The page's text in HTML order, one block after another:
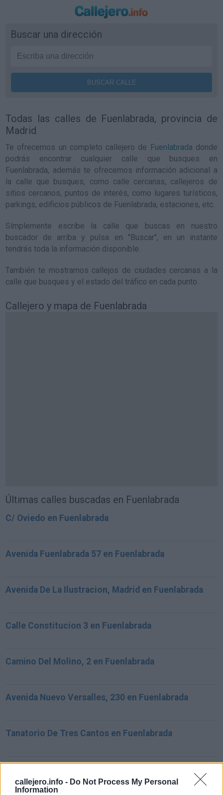
callejero.info - Do Not Process My Personal
Information
Buscar una dirección
Todas las calles de Fuenlabrada, provincia de
Madrid
Te ofrecemos un completo callejero de Fuenlabrada donde
podrás encontrar cualquier calle que busques en
Fuenlabrada, además te ofrecemos información adicional a
la calle que busques, como calle cercanas, callejeros de
sitios cercanos, puntos de interés, como lugares turísticos,
parkings, edificios públicos de Fuenlabrada, estaciones, etc.
Símplemente escribe la calle que buscas en nuestro
buscador de arriba y pulsa en "Buscar", en un instante
tendrás toda la información disponible.
También te mostramos callejos de ciudades cercanas a la
calle que busques y el estado del tráfico en cada punto.
Callejero y mapa de Fuenlabrada
Últimas calles buscadas en Fuenlabrada
C/ Oviedo en Fuenlabrada
Avenida Fuenlabrada 57 en Fuenlabrada
Avenida De La Ilustracion, Madrid en Fuenlabrada
Calle Constitucion 3 en Fuenlabrada
Camino Del Molino, 2 en Fuenlabrada
Avenida Nuevo Versalles, 230 en Fuenlabrada
Tanatorio De Tres Cantos en Fuenlabrada
Fuenlabrada